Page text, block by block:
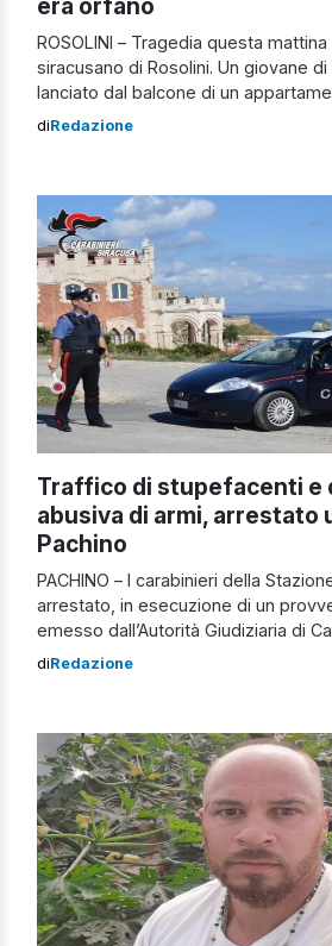
ROSOLINI – Tragedia questa
siracusano di Rosolini. Un giovane
lanciato dal balcone di un
Dalle prime informazioni trapelate,
aveva deciso […]
diRedazione
Traffico di stupefacenti e
abusiva di armi, arrestato
Pachino
PACHINO – I carabinieri della
arrestato, in esecuzione di un
emesso dall’Autorità Giudiziaria di
responsabile, nel novembre 2020, di
6 mesi e 20 giorni di […]
diRedazione